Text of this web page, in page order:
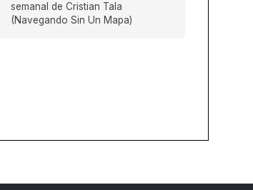
semanal de Cristian Tala
(Navegando Sin Un Mapa)